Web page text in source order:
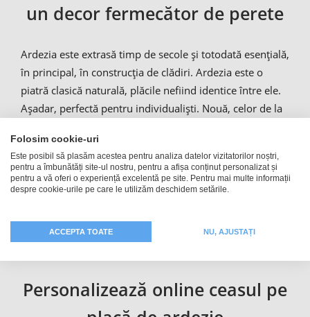
un decor fermecător de perete
Ardezia este extrasă timp de secole și totodată esențială,
în principal, în construcția de clădiri. Ardezia este o
piatră clasică naturală, plăcile nefiind identice între ele.
Așadar, perfectă pentru individualiști. Nouă, celor de la
de piatră exclusiv pentru personalizarea unui
produs.Gândit și făcut! Acest ceas de perete este realizat
din ardezie masivă și imprimat individual cu fotografia
lemn personalizat.
Personalizează online ceasul pe
Folosim cookie-uri
Este posibil să plasăm acestea pentru analiza datelor vizitatorilor noștri,
pentru a îmbunătăți site-ul nostru, pentru a afișa conținut personalizat și
pentru a vă oferi o experiență excelentă pe site. Pentru mai multe informații
despre cookie-urile pe care le utilizăm deschidem setările.
ACCEPTA TOATE NU, AJUSTAȚI